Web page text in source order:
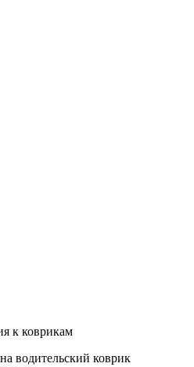
к коврикам
водительский коврик